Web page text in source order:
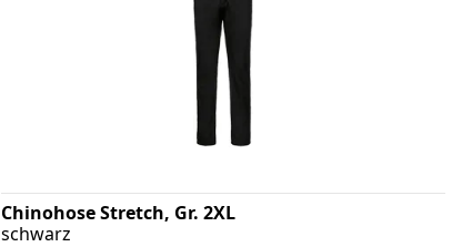
Chinohose Stretch, Gr. 2XL
schwarz